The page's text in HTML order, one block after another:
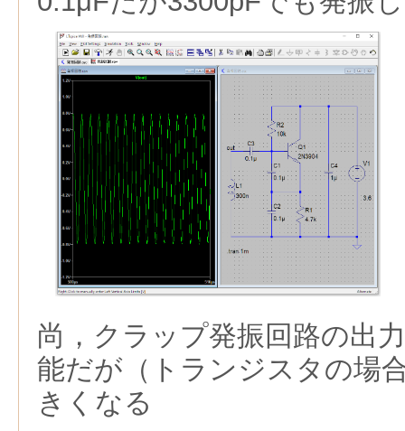
尚，クラップ発振回路の出
能だが（トランジスタの場
きくなる